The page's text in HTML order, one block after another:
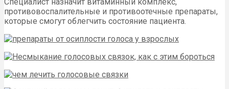
Специалист назначит витаминный комплекс,
противовоспалительные и противоотечные препараты,
которые смогут облегчить состояние пациента.